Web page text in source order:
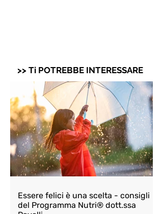
>> Ti POTREBBE INTERESSARE
Essere felici è una scelta - consigli
del Programma Nutri® dott.ssa